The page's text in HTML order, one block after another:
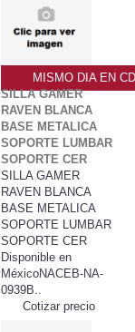
MISMO DIA EN
SILLA GAMER
RAVEN BLANCA
BASE METALICA
SOPORTE LUMBAR
SOPORTE CER
SILLA GAMER
RAVEN BLANCA
BASE METALICA
SOPORTE LUMBAR
SOPORTE CER
Disponible en
MéxicoNACEB-NA-
0939B..
Cotizar precio